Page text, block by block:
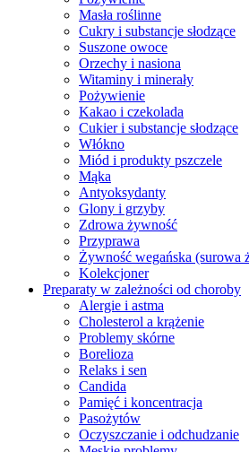
Masła roślinne
Cukry i substancje słodzące
Suszone owoce
Orzechy i nasiona
Witaminy i minerały
Pożywienie
Kakao i czekolada
Cukier i substancje słodzące
Włókno
Miód i produkty pszczele
Mąka
Antyoksydanty
Glony i grzyby
Zdrowa żywność
Przyprawa
Żywność wegańska (surowa
Kolekcjoner
Preparaty w zależności od choroby
Alergie i astma
Cholesterol a krążenie
Problemy skórne
Borelioza
Relaks i sen
Candida
Pamięć i koncentracja
Pasożytów
Oczyszczanie i odchudzanie